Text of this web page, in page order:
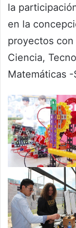
la
en la
proyectos
Ciencia,
Matemáticas -